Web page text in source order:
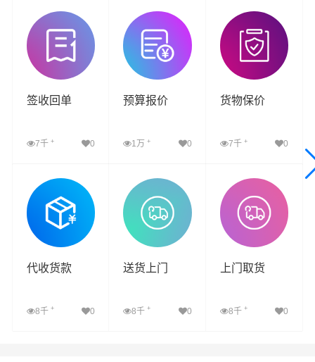
签收回单
7千 + 0
查看详细
预算报价
1万+ 0
查看详细
货物保价
7千 + 0
查看详细
代收货款
8千 + 0
送货上门
8千+ 0
上门取货
8千 + 0